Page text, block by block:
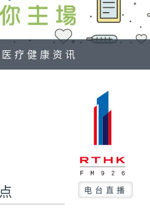
疗健康资讯
电台直播